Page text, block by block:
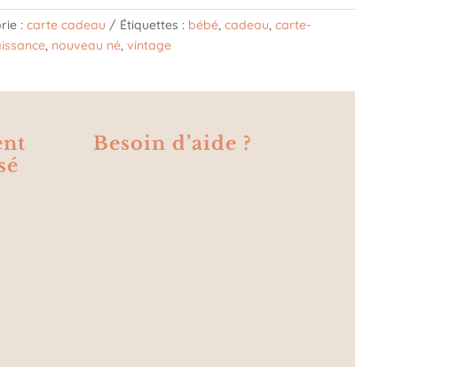
:carte cadeau Étiquettes : bébé,cadeau,carte-
, nouveau né,vintage
Besoin d’aide ?